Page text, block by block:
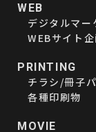
WEB
デジタルマー
WEBサイト
PRINTING
チラシ/冊子
各種印刷物
MOVIE